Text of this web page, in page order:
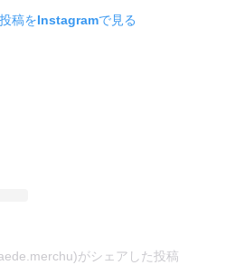
稿をInstagramで見る
がシェアした投稿